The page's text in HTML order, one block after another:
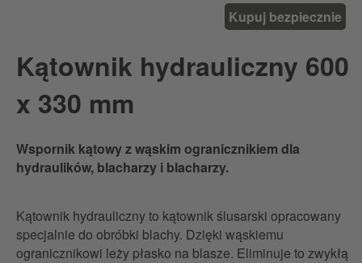
Kupuj bezpiecznie
Kątownik hydrauliczny 600
x 330 mm
Wspornik kątowy z wąskim ogranicznikiem dla
hydraulików, blacharzy i blacharzy.
Kątownik hydrauliczny to kątownik ślusarski opracowany
specjalnie do obróbki blachy. Dzięki wąskiemu
ogranicznikowi leży płasko na blasze. Eliminuje to zwykłą